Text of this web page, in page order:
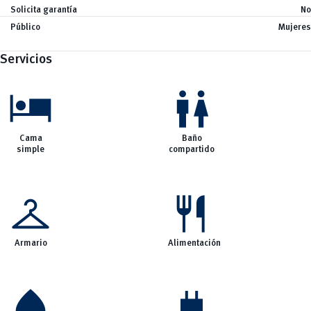
Noticias
vertical_align_bottom
Solicita garantía
No
Público
Mujeres
Servicios
hotel
Cama
simple
wc
Baño
compartido
checkroom
Armario
restaurant
Alimentación